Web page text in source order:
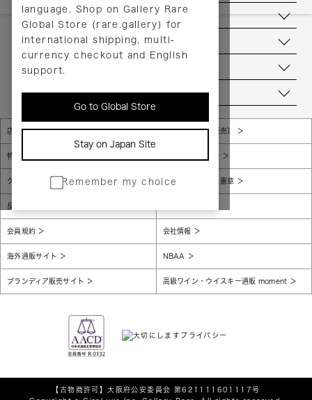
language. Shop on Gallery Rare
Global Store (rare.gallery) for
international shipping, multi-
currency checkout and English
support.
Go to Global Store
Stay on Japan Site
Remember my choice
ヘルプ
お問い合わせ
当店について
店舗一覧 販売規約（店頭販売）
特定商取引法に基づく表示 個人情報保護方針
グローバルプライバシーポリシー コンプライアンス憲章
反社会的勢力に対する基本方針
会員規約 会社情報
海外通販サイト NBAA
ブランディア販売サイト 高級ワイン・ウイスキー通販 moment
【古物商許可】大阪府公安委員会 第621111601117号